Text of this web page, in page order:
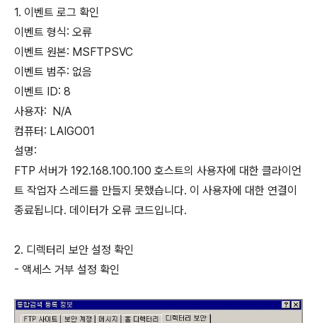
1. 이벤트 로그 확인
이벤트 형식: 오류
이벤트 원본: MSFTPSVC
이벤트 범주: 없음
이벤트 ID: 8
사용자: N/A
컴퓨터: LAIGO01
설명:
FTP 서버가 192.168.100.100 호스트의 사용자에 대한 클라이언
트 작업자 스레드를 만들지 못했습니다. 이 사용자에 대한 연결이
종료됩니다. 데이터가 오류 코드입니다.
2. 디렉터리 보안 설정 확인
- 액세스 거부 설정 확인